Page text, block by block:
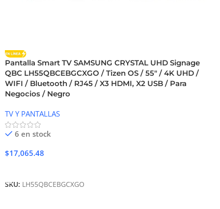
Pantalla Smart TV SAMSUNG CRYSTAL UHD Signage
QBC LH55QBCEBGCXGO / Tizen OS / 55″ / 4K UHD /
WIFI / Bluetooth / RJ45 / X3 HDMI, X2 USB / Para
Negocios / Negro
TV Y PANTALLAS
6 en stock
$17,065.48
SKU: LH55QBCEBGCXGO